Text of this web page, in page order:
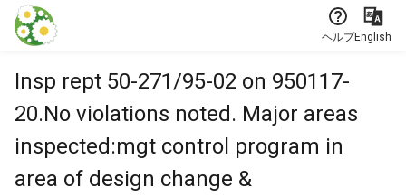
本文に飛ぶ
ヘルプEnglish
Insp rept 50-271/95-02 on 950117-
20.No violations noted. Major areas
inspected:mgt control program in
area of design change &